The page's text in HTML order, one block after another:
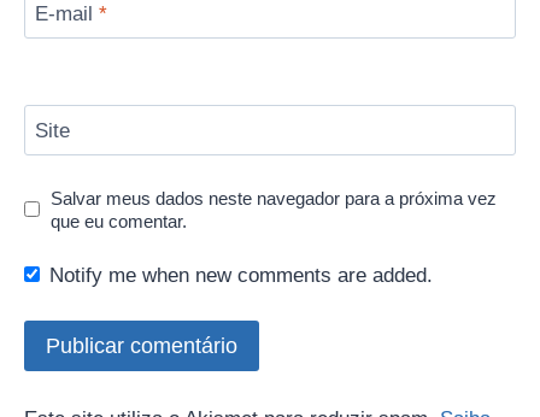
E-mail *
Site
Salvar meus dados neste navegador para a próxima vez
que eu comentar.
Notify me when new comments are added.